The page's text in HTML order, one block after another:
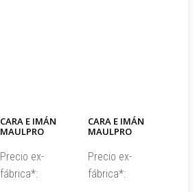
CARA E IMÁN
MAULPRO
Precio ex-
fábrica*:
CARA E IMÁN
MAULPRO
Precio ex-
fábrica*: